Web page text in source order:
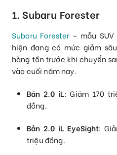
1. Subaru Forester
Subaru Forester – mẫu
hiện đang có mức giảm
hàng tồn trước khi chuyển
vào cuối năm nay.
Bản 2.0 iL: Giảm 170
đồng.
Bản 2.0 iL EyeSight:
triệu đồng.